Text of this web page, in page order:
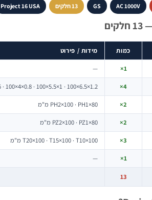
AC 1000V
GS 13 חלקים Project 16 USA
כמות מידות / פירוט
1×
—
4× 1.2×6.5×100 · 1×5.5×100 · 0.8×4×100 · 0.5×3×100 מ"מ
2× PH2×100 · PH1×80 מ"מ
2× PZ2×100 · PZ1×80 מ"מ
3× T20×100 · T15×100 · T10×100 מ"מ
1×
—
13